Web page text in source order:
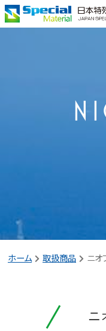
ホーム 取扱商品 ニオ
ニ